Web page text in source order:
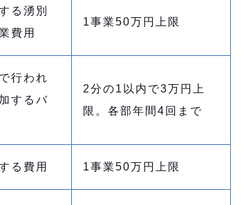
る湧別
費用
1事業50万円上限
行われ
するバ
2分の1以内で3万円上
限。各部年間4回まで
る費用 1事業50万円上限